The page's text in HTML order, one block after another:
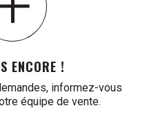
ENCORE !
informez-vous
équipe de vente.